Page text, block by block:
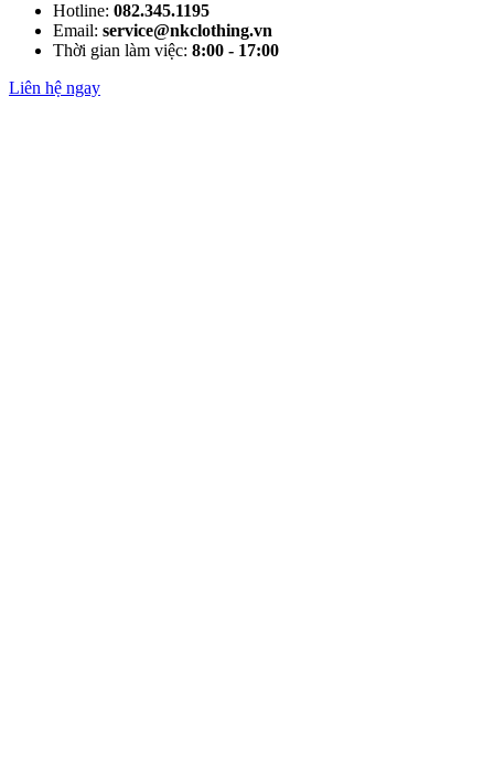
Hotline: 082.345.1195
Email: service@nkclothing.vn
Thời gian làm việc: 8:00 - 17:00
Liên hệ ngay